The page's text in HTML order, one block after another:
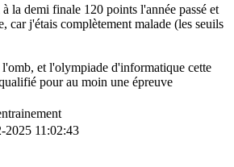
la demi finale 120 points l'année passé et
car j'étais complètement malade (les seuils
et l'olympiade d'informatique cette
pour au moin une épreuve
2025 11:02:43